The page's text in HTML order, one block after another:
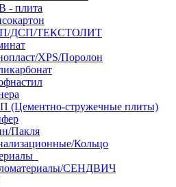
- плита
ДСП/ТЕКСТОЛИТ
XPS/Поролон
(Цементно-стружечные плиты)
Пакля
Кольцо
СЕНДВИЧ